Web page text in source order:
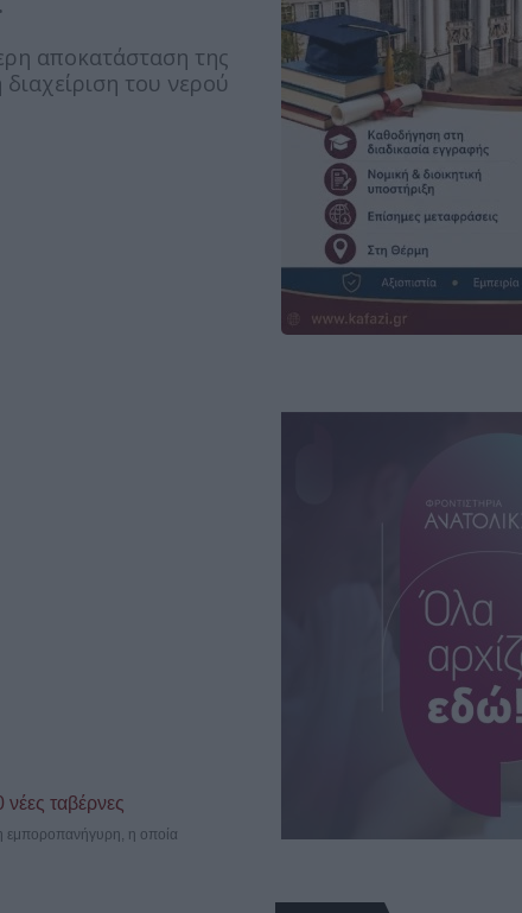
αποκατάσταση της
του νερού
ταβέρνες
εμποροπανήγυρη, η οποία